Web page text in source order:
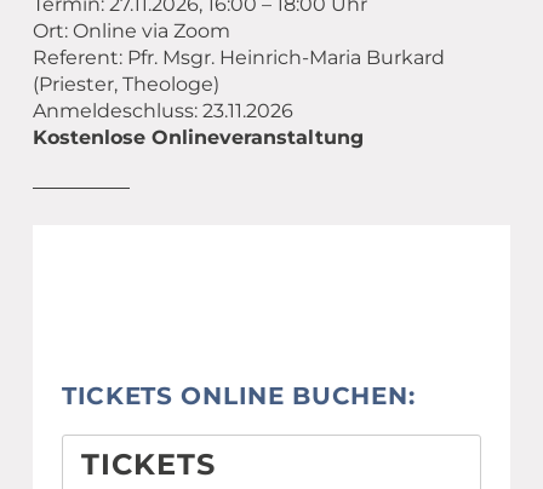
Termin: 27.11.2026, 16:00 – 18:00 Uhr
Ort: Online via Zoom
Referent: Pfr. Msgr. Heinrich-Maria Burkard
(Priester, Theologe)
Anmeldeschluss: 23.11.2026
Kostenlose Onlineveranstaltung
TICKETS ONLINE BUCHEN:
TICKETS